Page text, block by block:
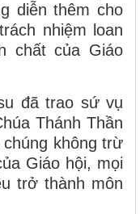
diễn thêm cho
nhiệm loan
chất của Giáo
đã trao sứ vụ
Thánh Thần
không trừ
Giáo hội, mọi
trở thành môn